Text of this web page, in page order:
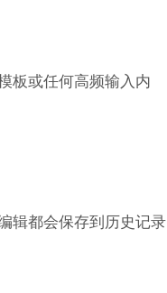
板或任何高频输入内
辑都会保存到历史记录